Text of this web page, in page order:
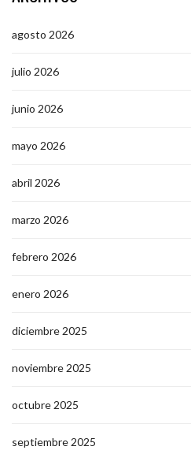
agosto 2026
julio 2026
junio 2026
mayo 2026
abril 2026
marzo 2026
febrero 2026
enero 2026
diciembre 2025
noviembre 2025
octubre 2025
septiembre 2025